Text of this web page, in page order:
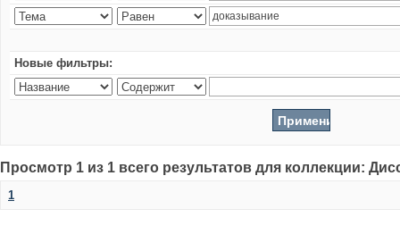
Новые фильтры:
Просмотр 1 из 1 всего результатов для коллекции:
1